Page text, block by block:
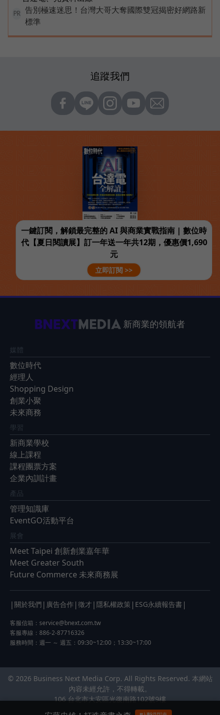
PR
告別極速迷思！台灣大哥大奪國際雙冠揭密好網路新
標準
追蹤我們
一鍵訂閱，解鎖最完整的 AI 與商業實戰指南 | 數位時
代【夏日閱讀展】訂一年送一年共12期，優惠價1,690
元
立即訂閱 >>
新商業的領航者
媒體
數位時代
經理人
Shopping Design
創業小聚
未來商務
學習
新商業學校
線上課程
課程團票方案
企業內訓計畫
產品
管理知識庫
EventGO活動平台
展會
Meet Taipei 創新創業嘉年華
Meet Greater South
Future Commerce 未來商務展
| 關於我們 | 廣告合作 | 徵才 | 隱私權政策 | ESG永續報告書 |
客服信箱： service@bnext.com.tw
客服專線：886-2-87716326
服務時間：週一 ～ 週五：09:30~12:00；13:30~17:00
© 2026 Business Next Media Corp. All Rights Reserved. 本網站
內容未經允許，不得轉載。
106 台北市大安區光復南路102號9樓